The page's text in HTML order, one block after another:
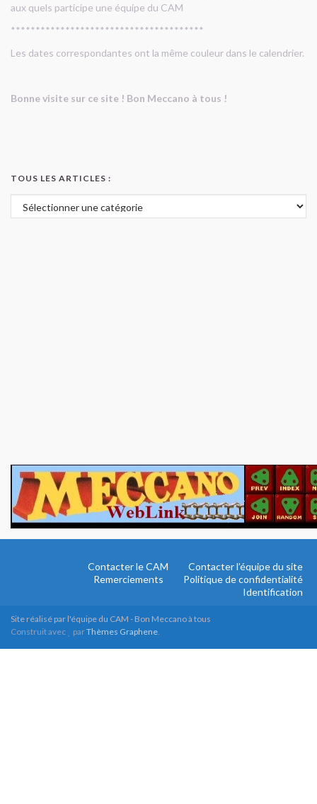
aux quels participe une équipe du CAM
***************************************
Les dates correspondantes ont la même couleur dans le calendrier.
Bonne visite sur ce site ! Bon Meccano à tous !
TOUS LES ARTICLES :
Tous les articles :
Contacter le CAM
Contacter l’équipe du site
Remerciements
Politique de confidentialité
Identification
Site réalisé par l'équipe du CAM - Bon Meccano à tous
Construit avec
parThèmes Graphene